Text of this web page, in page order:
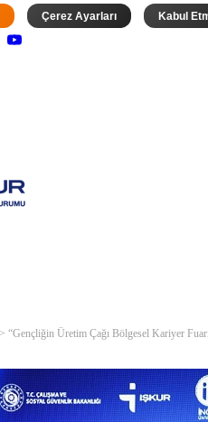
Çerez Ayarları Kabul
“Gençliğin Üretim Çağı Bölgesel Kariyer